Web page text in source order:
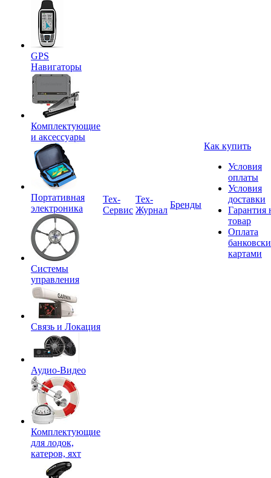
GPS
Навигаторы
Комплектующие
и аксессуары
Портативная
электроника
Системы
управления
Связь и Локация
Аудио-Видео
Комплектующие
для лодок,
катеров, яхт
Tex-
Сервис
Тех-
Журнал
Бренды
Как купить
Условия
оплаты
Условия
доставки
Гарантия
товар
Оплата
картами